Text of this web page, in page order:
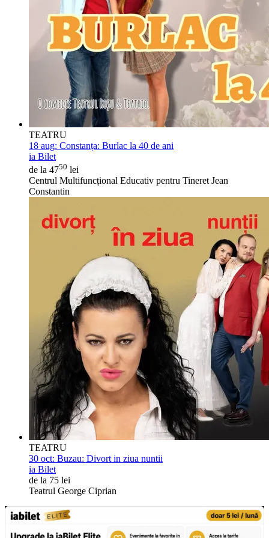
TEATRU
18 aug: Constanța: Burlac la 40 de ani
ia Bilet
de la 4750 lei
Centrul Multifuncțional Educativ pentru Tineret Jean
Constantin
TEATRU
30 oct: Buzau: Divort in ziua nuntii
ia Bilet
de la 75 lei
Teatrul George Ciprian